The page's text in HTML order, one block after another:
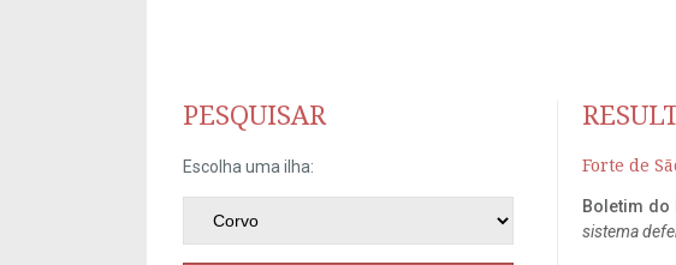
PESQUISAR
Escolha uma ilha: Forte de
Boletim do
sistema